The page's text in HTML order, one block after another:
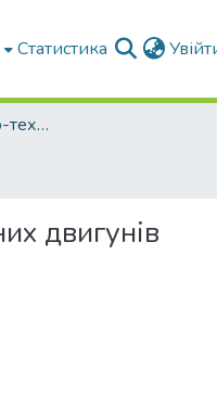
Статистика
Факультет Механіко-технологічний
двигунів